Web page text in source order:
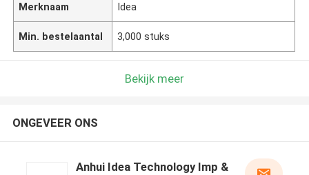
Merknaam Idea
Min. bestelaantal 3,000 stuks
Bekijk meer
ONGEVEER ONS
Anhui Idea Technology Imp &